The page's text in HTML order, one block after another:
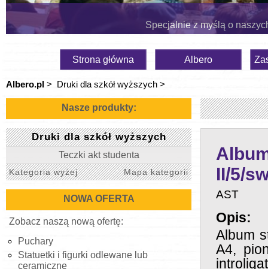
Specjalnie z myślą o
Strona główna Albero
Albero.pl > Druki dla szkół wyższych >
Nasze produkty:
Druki dla szkół wyższych
Teczki akt studenta
Kategoria wyżej Mapa kategorii
NOWA OFERTA
Zobacz naszą nową ofertę:
Puchary
Statuetki i figurki odlewane lub
ceramiczne
II/5/
AST
Opis:
Album
A4,